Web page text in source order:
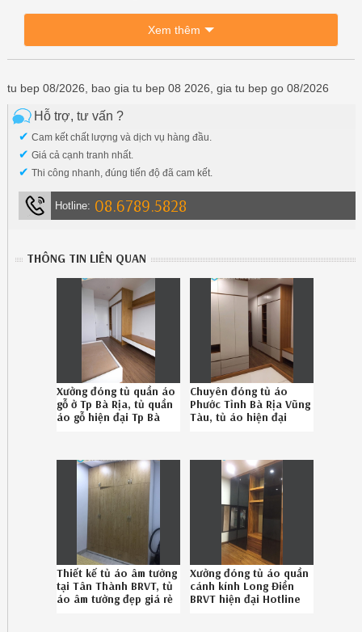
Xem thêm
tu bep 08/2026, bao gia tu bep 08 2026, gia tu bep go 08/2026
Hỗ trợ, tư vấn ?
✔ Cam kết chất lượng và dịch vụ hàng đầu.
✔ Giá cả cạnh tranh nhất.
✔ Thi công nhanh, đúng tiến độ đã cam kết.
Hotline: 08.6789.5828
THÔNG TIN LIÊN QUAN
Xưởng đóng tủ quần áo
gỗ ở Tp Bà Rịa, tủ quần
áo gỗ hiện đại Tp Bà
Chuyên đóng tủ áo
Phước Tỉnh Bà Rịa Vũng
Tàu, tủ áo hiện đại
Thiết kế tủ áo âm tường
tại Tân Thành BRVT, tủ
áo âm tường đẹp giá rẻ
Xưởng đóng tủ áo quần
cánh kính Long Điền
BRVT hiện đại Hotline